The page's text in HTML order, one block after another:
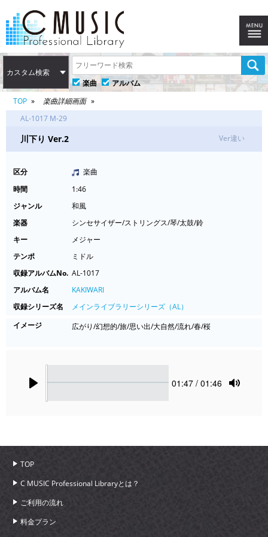
カスタム検索
楽曲
アルバム
TOP
楽曲詳細画面
AL-1017 M-29
川下り Ver.2 Ver違い
区分
楽曲
時間
1:46
ジャンル
和風
楽器
シンセサイザー/ストリングス/琴/太鼓/鈴
キー
メジャー
テンポ
ミドル
収録アルバムNo. AL-1017
アルバム名
KAKIWARI
収録シリーズ名
メインライブラリーシリーズ（AL）
イメージ
広がり/幻想的/旅/思い出/大自然/流れ/春/桜
Current
01:47 / 01:46
TOP
C MUSIC Professional Libraryとは？
ご利用の流れ
料金プラン